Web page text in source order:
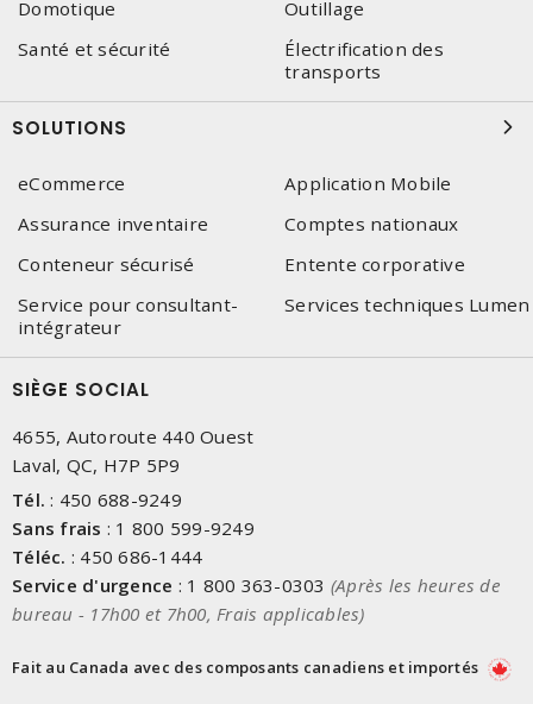
Domotique
Outillage
Santé et sécurité
Électrification des
transports
SOLUTIONS
eCommerce
Application Mobile
Assurance inventaire
Comptes nationaux
Conteneur sécurisé
Entente corporative
Service pour consultant-
intégrateur
Services techniques Lumen
SIÈGE SOCIAL
4655, Autoroute 440 Ouest
Laval, QC, H7P 5P9
Tél. : 450 688-9249
Sans frais : 1 800 599-9249
Téléc. : 450 686-1444
Service d'urgence : 1 800 363-0303 (Après les heures de
bureau - 17h00 et 7h00, Frais applicables)
Fait au Canada avec des composants canadiens et importés